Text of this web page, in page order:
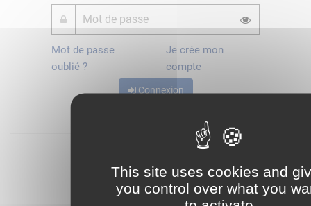
This site uses cookies and
you control over what you
Mot de passe
oublié ?
Je crée mon
compte
Connexion